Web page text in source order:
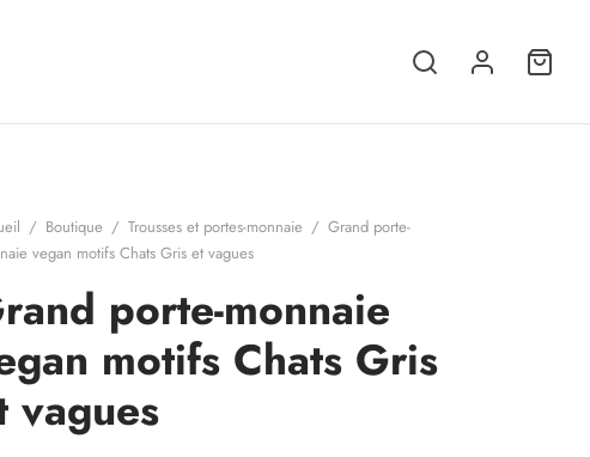
/ Boutique / Trousses et portes-monnaie / Grand porte-
vegan motifs Chats Gris et vagues
porte-monnaie
motifs Chats Gris
vagues